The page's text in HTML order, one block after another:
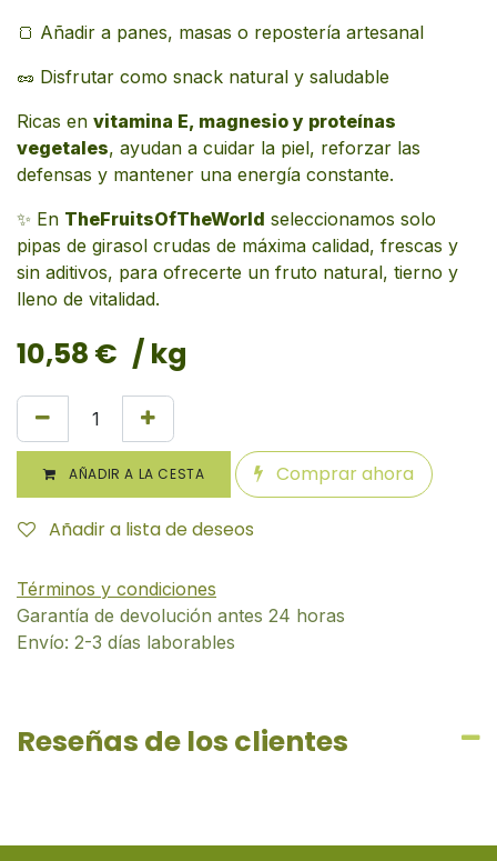
🍞 Añadir a panes, masas o repostería artesanal
🥜 Disfrutar como snack natural y saludable
Ricas en vitamina E, magnesio y proteínas
vegetales, ayudan a cuidar la piel, reforzar las
defensas y mantener una energía constante.
✨ En TheFruitsOfTheWorld seleccionamos solo
pipas de girasol crudas de máxima calidad, frescas y
sin aditivos, para ofrecerte un fruto natural, tierno y
lleno de vitalidad.
10,58 € / kg
AÑADIR A LA CESTA Comprar ahora
Añadir a lista de deseos
Términos y condiciones
Garantía de devolución antes 24 horas
Envío: 2-3 días laborables
Reseñas de los clientes